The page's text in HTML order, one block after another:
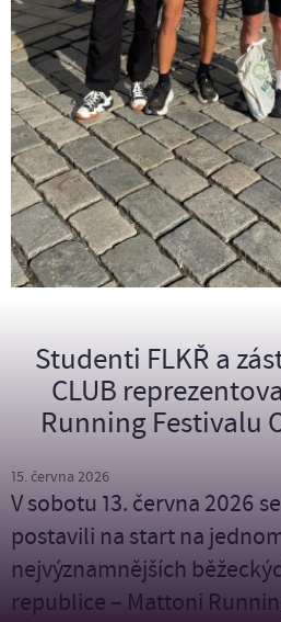
Studenti FLKŘ a
CLUB
Running Festivalu
15. června 2026
V sobotu 13. června 2026
postavili na start na
nejvýznamnějších
republice – Mattoni